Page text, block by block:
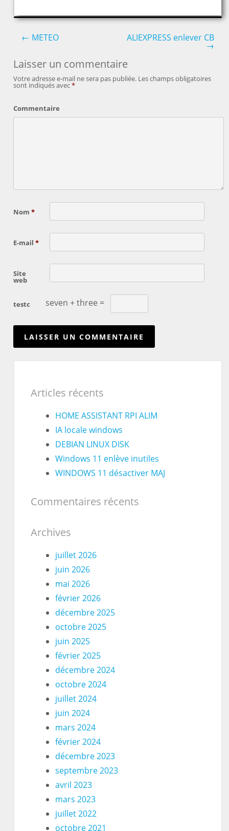
Post navigation
← METEO ALIEXPRESS enlever CB
→
Laisser un commentaire
Votre adresse e-mail ne sera pas publiée. Les champs obligatoires
sont indiqués avec*
Commentaire
Nom*
E-mail*
Site
web
testc seven + three =
Articles récents
HOME ASSISTANT RPI ALIM
IA locale windows
DEBIAN LINUX DISK
Windows 11 enlève inutiles
WINDOWS 11 désactiver MAJ
Commentaires récents
Archives
juillet 2026
juin 2026
mai 2026
février 2026
décembre 2025
octobre 2025
juin 2025
février 2025
décembre 2024
octobre 2024
juillet 2024
juin 2024
mars 2024
février 2024
décembre 2023
septembre 2023
avril 2023
mars 2023
juillet 2022
octobre 2021